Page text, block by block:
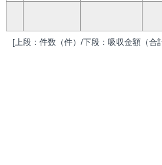
[上段：件数（件）/下段：吸収金額（合